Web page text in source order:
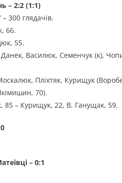
– 2:2 (1:1)
300 глядачів.
66.
55.
Василюк, Семенчук (к),
Пліхтяк, Курищук
70).
85 – Курищук, 22, В. Ганущак, 59.
– 0:1